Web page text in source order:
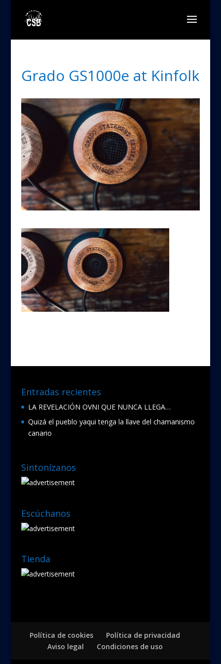
Grado GS1000e at Kinfolk
Entradas recientes
LA REVELACIÓN OVNI QUE NUNCA LLEGA…
Quizá el pueblo yaqui tenga la llave del chamanismo
canario
Sintonízanos
Escúchanos
Tienda
Política de cookies
Política de privacidad
Aviso legal
Condiciones de uso